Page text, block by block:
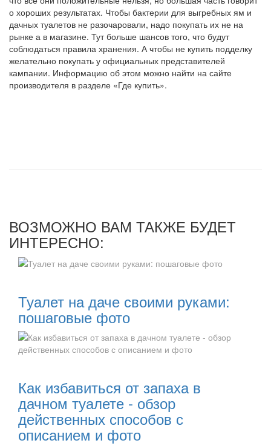
о хороших результатах. Чтобы бактерии для выгребных ям и
дачных туалетов не разочаровали, надо покупать их не на
рынке а в магазине. Тут больше шансов того, что будут
соблюдаться правила хранения. А чтобы не купить подделку
желательно покупать у официальных представителей
кампании. Информацию об этом можно найти на сайте
производителя в разделе «Где купить».
ВОЗМОЖНО ВАМ ТАКЖЕ БУДЕТ
ИНТЕРЕСНО:
Туалет на даче своими руками:
пошаговые фото
Как избавиться от запаха в
дачном туалете - обзор
действенных способов с
описанием и фото